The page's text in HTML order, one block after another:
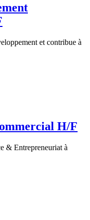
et contribue à
H/F
& Entrepreneuriat à